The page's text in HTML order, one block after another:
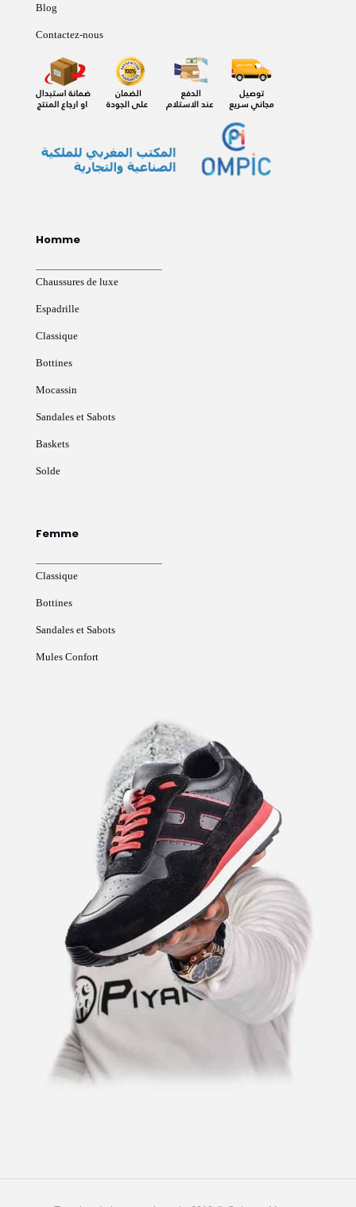
Blog
Contactez-nous
Homme
Chaussures de luxe
Espadrille
Classique
Bottines
Mocassin
Sandales et Sabots
Baskets
Solde
Femme
Classique
Bottines
Sandales et Sabots
Mules Confort